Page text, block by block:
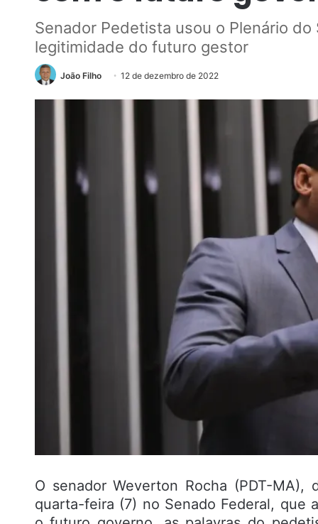
Senador Pedetista usou o Plenário
legitimidade do futuro gestor
João Filho 12 de dezembro de 2022
O senador Weverton Rocha (PDT-
quarta-feira (7) no Senado Federal, que